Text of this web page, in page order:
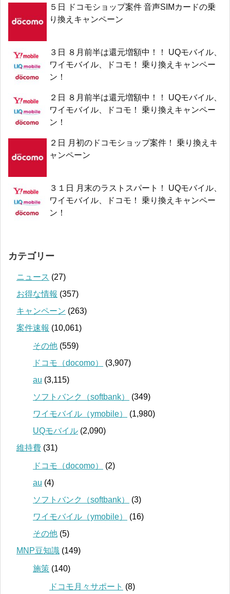
５日 ドコモショップ案件 音声SIMカードの乗
り換えキャンペーン
３日 ８月前半は還元増額中！！ UQモバイル、
ワイモバイル、ドコモ！ 乗り換えキャンペー
ン！
２日 ８月前半は還元増額中！！ UQモバイル、
ワイモバイル、ドコモ！ 乗り換えキャンペー
ン！
２日 月初のドコモショップ案件！ 乗り換えキ
ャンペーン
３１日 月末のラストスパート！ UQモバイル、
ワイモバイル、ドコモ！ 乗り換えキャンペー
ン！
カテゴリー
ニュース (27)
お得な情報 (357)
キャンペーン (263)
案件速報 (10,061)
その他 (559)
ドコモ（docomo）
(3,907)
au (3,115)
ソフトバンク（softbank）
(349)
ワイモバイル（ymobile）
(1,980)
UQモバイル (2,090)
維持費 (31)
ドコモ（docomo）
(2)
au (4)
ソフトバンク（softbank）
(3)
ワイモバイル（ymobile）
(16)
その他 (5)
MNP豆知識 (149)
施策 (140)
ドコモ月々サポート (8)